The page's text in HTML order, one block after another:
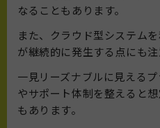
なることもあります。
また、クラウド型システム
が継続的に発生する点にも注
一見リーズナブルに見える
やサポート体制を整えると
もあります。